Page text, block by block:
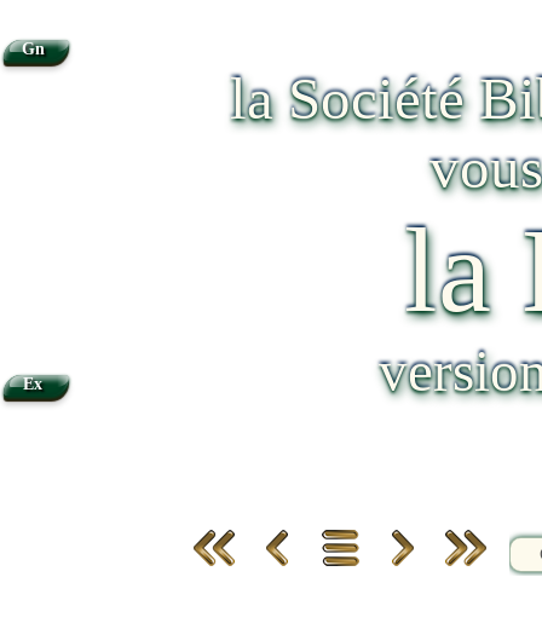
la Société
la
Gn
Ex